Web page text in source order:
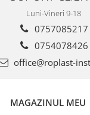
si amestec
Luni-Vineri 9-18
0757085217
0754078426
office@roplast-
MAGAZINUL MEU